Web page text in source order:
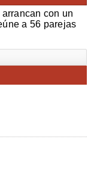
con un
a 56 parejas